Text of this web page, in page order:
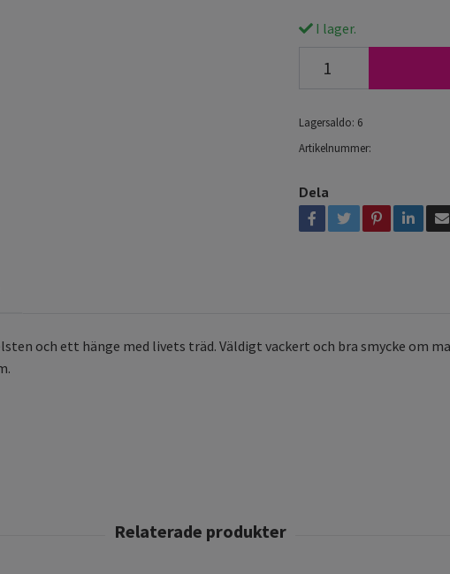
I lager.
Lagersaldo: 6
Artikelnummer:
Dela
och ett hänge med livets träd. Väldigt vackert och bra smycke om